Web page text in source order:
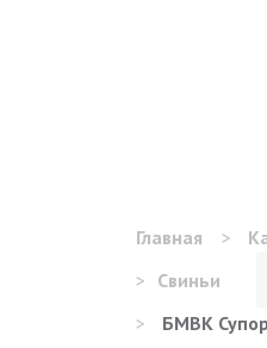
Главная >
> Свиньи
>
БМВК